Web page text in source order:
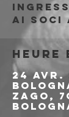
ai soci
Heure
24 avr.
Zago,